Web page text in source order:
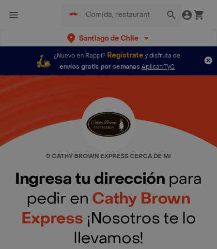
Santiago de Chile
¿Nuevo en Rappi? Regístratey disfruta de
envíos gratis por semanas Aplican TyC
0 CATHY BROWN EXPRESS CERCA DE MI
Ingresa tu dirección para
pedir en Cathy Brown
Express ¡Nosotros te lo
llevamos!